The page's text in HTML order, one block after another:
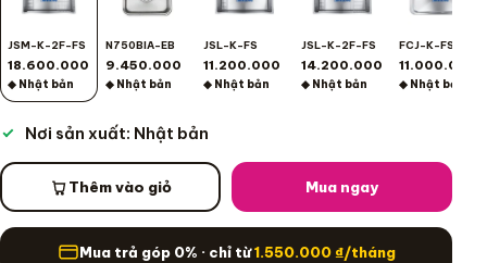
JSM-K-2F-FS
18.600.000
◆ Nhật bản
N750BIA-EB
9.450.000
◆ Nhật bản
JSL-K-FS
11.200.000
◆ Nhật bản
JSL-K-2F-FS
14.200.000
◆ Nhật bản
FCJ-K-FS
11.000.000
◆ Nhật bản
Nơi sản xuất: Nhật bản
Thêm vào giỏ Mua ngay
Mua trả góp 0% · chỉ từ1.550.000 ₫/tháng